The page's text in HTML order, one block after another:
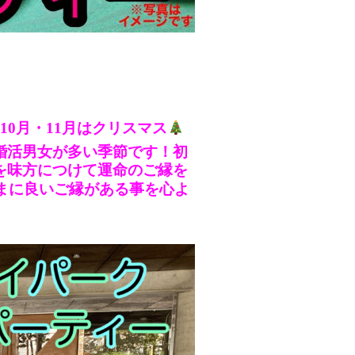
月・11月はクリスマス
活男女が多い季節です！初
味方につけて運命のご縁を
に良いご縁がある事を心よ